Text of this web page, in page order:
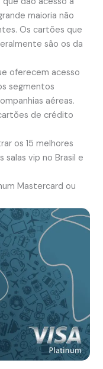
maioria não
Os cartões que
são os da
oferecem acesso
segmentos
aéreas.
de crédito
os 15 melhores
vip no Brasil e
Mastercard ou